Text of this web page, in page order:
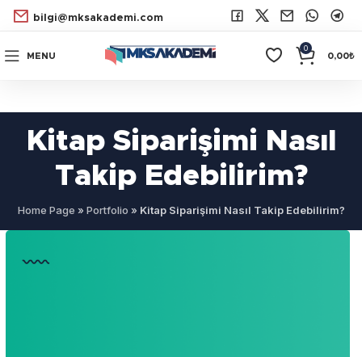
bilgi@mksakademi.com
MENU
0
0,00₺
Kitap Siparişimi Nasıl
Takip Edebilirim?
Home Page » Portfolio » Kitap Siparişimi Nasıl Takip Edebilirim?